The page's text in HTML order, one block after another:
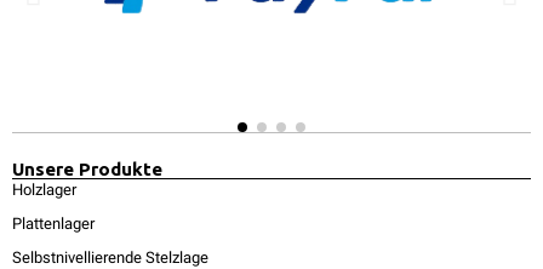
Unsere Produkte
Holzlager
Plattenlager
Selbstnivellierende Stelzlage